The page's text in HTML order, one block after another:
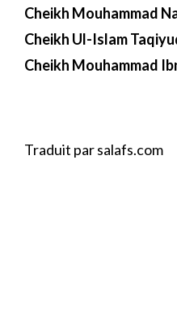
Cheikh Mouhammad
Cheikh Ul-Islam
Cheikh Mouhammad
Traduit par salafs.com